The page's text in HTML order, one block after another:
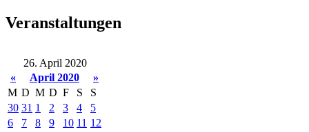
Veranstaltungen
26. April 2020
«
April 2020
»
M D M D F S
S
30 31 1 2 3 4
5
6
7 8 9 10 11 12